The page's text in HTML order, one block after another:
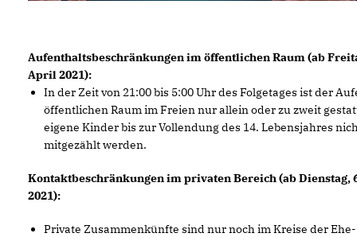
Aufenthaltsbeschränkungen im öffentlichen Raum (ab
April 2021):
In der Zeit von 21:00 bis 5:00 Uhr des Folgetages ist der
öffentlichen Raum im Freien nur allein oder zu zweit
eigene Kinder bis zur Vollendung des 14. Lebensjahres
mitgezählt werden.
Kontaktbeschränkungen im privaten Bereich (ab Dienstag,
2021):
Private Zusammenkünfte sind nur noch im Kreise der